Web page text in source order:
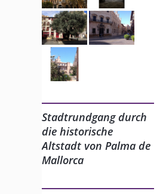
Stadtrundgang durch
die historische
Altstadt von Palma de
Mallorca